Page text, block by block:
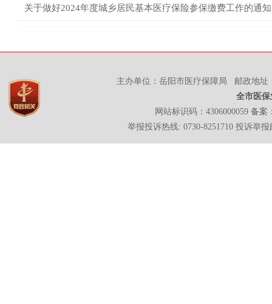
关于做好2024年度城乡居民基本医疗保险参保缴费工作的通知
主办单位：岳阳市医疗保障局 邮政地址
全市医
网站标识码：4306000059 备案
举报投诉热线: 0730-8251710 投诉举